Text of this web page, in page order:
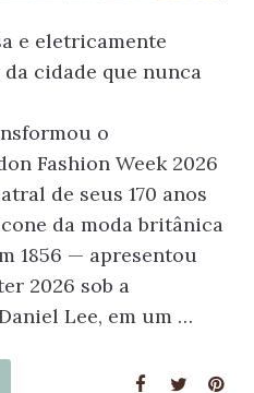
e eletricamente
cidade que nunca
o
Fashion Week 2026
de seus 170 anos
da moda britânica
1856 — apresentou
2026 sob a
Lee, em um …